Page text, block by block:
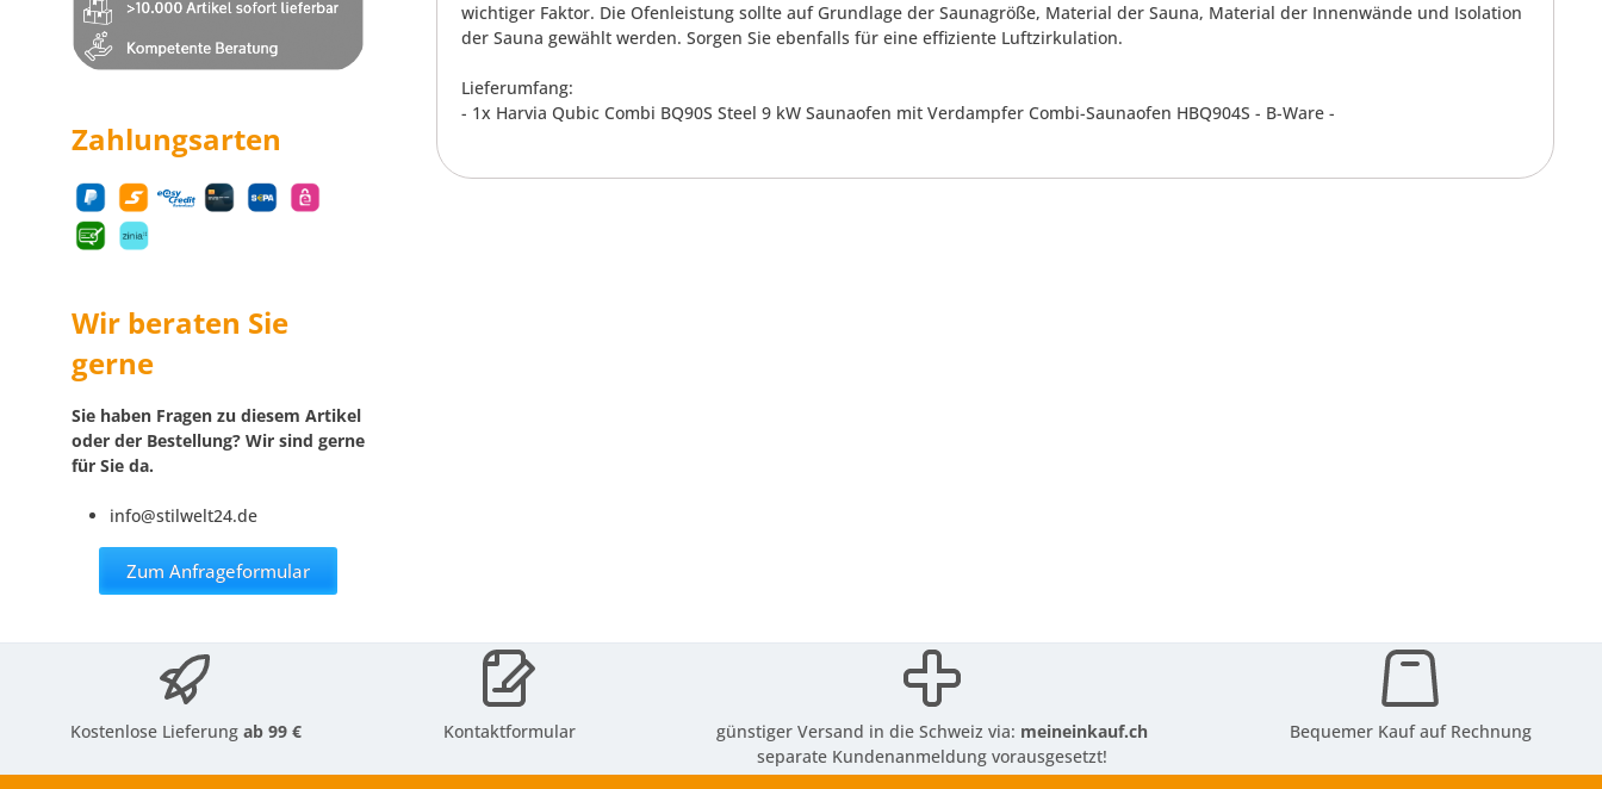
Zahlungsarten
Wir beraten Sie
gerne
Sie haben Fragen zu diesem Artikel
oder der Bestellung? Wir sind gerne
für Sie da.
info@stilwelt24.de
Zum Anfrageformular
wichtiger Faktor. Die Ofenleistung sollte auf Grundlage der Saunagröße, Material der Sauna, Material der Innenwände und Isolation
der Sauna gewählt werden. Sorgen Sie ebenfalls für eine effiziente Luftzirkulation.
Lieferumfang:
- 1x Harvia Qubic Combi BQ90S Steel 9 kW Saunaofen mit Verdampfer Combi-Saunaofen HBQ904S - B-Ware -
Kostenlose Lieferungab 99 € Kontaktformular günstiger Versand in die Schweiz via: meineinkauf.ch
separate Kundenanmeldung vorausgesetzt!
Bequemer Kauf auf Rechnung